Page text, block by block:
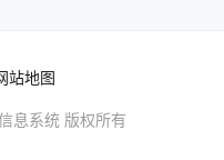
站地图
息系统 版权所有